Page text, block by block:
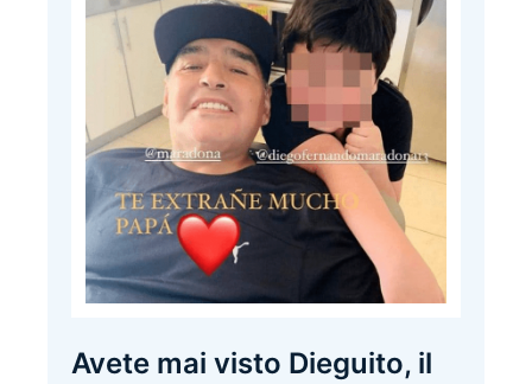
Avete mai visto Dieguito, il